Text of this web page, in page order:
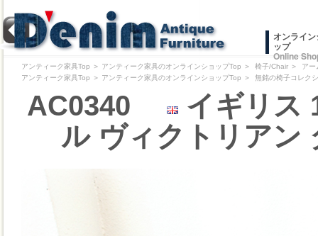
オンライ
ップ
Online
アンティーク家具Top ＞ アンティーク家具のオンラインショップTop ＞ 椅子/Chair ＞
アー
アンティーク家具Top ＞ アンティーク家具のオンラインショップTop ＞ 無銘の椅子コレク
AC0340
イギリス
ル ヴィクトリアン